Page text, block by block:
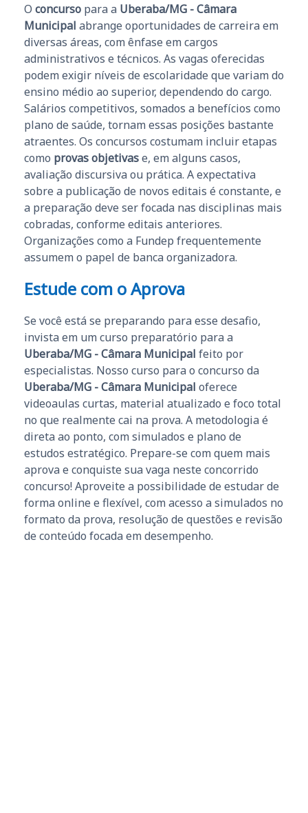
O concurso para a Uberaba/MG - Câmara
Municipal abrange oportunidades de carreira em
diversas áreas, com ênfase em cargos
administrativos e técnicos. As vagas oferecidas
podem exigir níveis de escolaridade que variam do
ensino médio ao superior, dependendo do cargo.
Salários competitivos, somados a benefícios como
plano de saúde, tornam essas posições bastante
atraentes. Os concursos costumam incluir etapas
como provas objetivase, em alguns casos,
avaliação discursiva ou prática. A expectativa
sobre a publicação de novos editais é constante, e
a preparação deve ser focada nas disciplinas mais
cobradas, conforme editais anteriores.
Organizações como a Fundep frequentemente
assumem o papel de banca organizadora.
Estude com o Aprova
Se você está se preparando para esse desafio,
invista em um curso preparatório para a
Uberaba/MG - Câmara Municipal feito por
especialistas. Nosso curso para o concurso da
Uberaba/MG - Câmara Municipal oferece
videoaulas curtas, material atualizado e foco total
no que realmente cai na prova. A metodologia é
direta ao ponto, com simulados e plano de
estudos estratégico. Prepare-se com quem mais
aprova e conquiste sua vaga neste concorrido
concurso! Aproveite a possibilidade de estudar de
forma online e flexível, com acesso a simulados no
formato da prova, resolução de questões e revisão
de conteúdo focada em desempenho.